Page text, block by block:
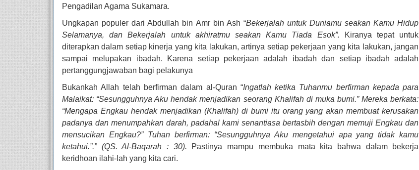
Pengadilan Agama Sukamara.
Ungkapan populer dari Abdullah bin Amr bin Ash “Bekerjalah untuk Duniamu seakan Kamu Hidup
Selamanya, dan Bekerjalah untuk akhiratmu seakan Kamu Tiada Esok”. Kiranya tepat untuk
diterapkan dalam setiap kinerja yang kita lakukan, artinya setiap pekerjaan yang kita lakukan, jangan
sampai melupakan ibadah. Karena setiap pekerjaan adalah ibadah dan setiap ibadah adalah
pertanggungjawaban bagi pelakunya
Bukankah Allah telah berfirman dalam al-Quran “Ingatlah ketika Tuhanmu berfirman kepada para
Malaikat: “Sesungguhnya Aku hendak menjadikan seorang Khalifah di muka bumi.” Mereka berkata:
“Mengapa Engkau hendak menjadikan (Khalifah) di bumi itu orang yang akan membuat kerusakan
padanya dan menumpahkan darah, padahal kami senantiasa bertasbih dengan memuji Engkau dan
mensucikan Engkau?” Tuhan berfirman: “Sesungguhnya Aku mengetahui apa yang tidak kamu
ketahui.”.” (QS. Al-Baqarah : 30). Pastinya mampu membuka mata kita bahwa dalam bekerja
keridhoan ilahi-lah yang kita cari.